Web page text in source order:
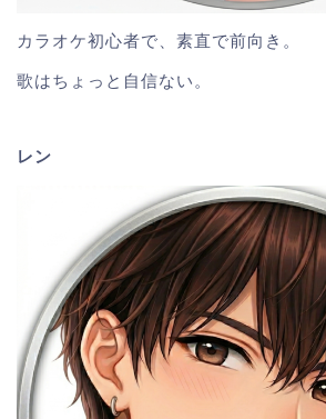
カラオケ初心者で、素直で前向き。
歌はちょっと自信ない。
レン